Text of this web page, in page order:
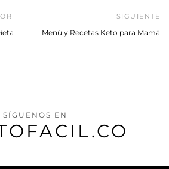
SIGUIENTE
Menú y Recetas Keto para Mamá
SÍGUENOS EN